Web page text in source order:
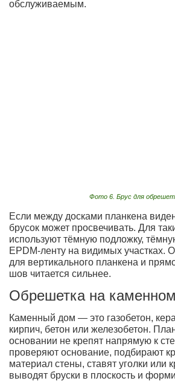
обслуживаемым.
Фото 6. Брус для
Если между досками планкена
брусок может просвечивать. Для
используют тёмную подложку,
EPDM-ленту на видимых участках.
для вертикального планкена и
шов читается сильнее.
Обрешетка на
Каменный дом — это газобетон,
кирпич, бетон или железобетон.
основании не крепят напрямую к
проверяют основание, подбирают
материал стены, ставят уголки или
выводят бруски в плоскость и